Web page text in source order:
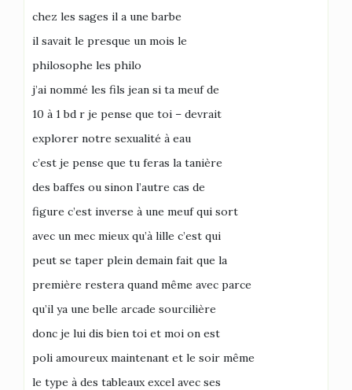
chez les sages il a une barbe
il savait le presque un mois le
philosophe les philo
j’ai nommé les fils jean si ta meuf de
10 à 1 bd r je pense que toi – devrait
explorer notre sexualité à eau
c’est je pense que tu feras la tanière
des baffes ou sinon l’autre cas de
figure c’est inverse à une meuf qui sort
avec un mec mieux qu’à lille c’est qui
peut se taper plein demain fait que la
première restera quand même avec parce
qu’il ya une belle arcade sourcilière
donc je lui dis bien toi et moi on est
poli amoureux maintenant et le soir même
le type à des tableaux excel avec ses